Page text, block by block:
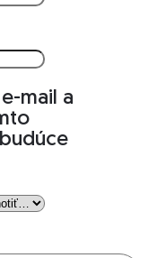
mail a